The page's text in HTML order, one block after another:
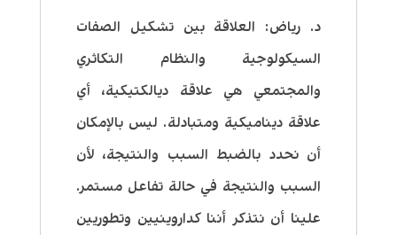
د. رياض: العلاقة بين تشكيل الصفات
السيكولوجية والنظام التكاثري
والمجتمعي هي علاقة ديالكتيكية، أي
علاقة ديناميكية ومتبادلة. ليس بالإمكان
أن نحدد بالضبط السبب والنتيجة، لأن
السبب والنتيجة في حالة تفاعل مستمر.
علينا أن نتذكر أننا كداروينيين وتطوريين